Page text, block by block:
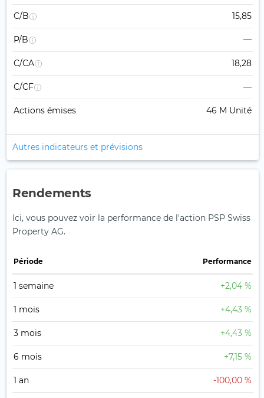
C/B 15,85
P/B —
C/CA 18,28
C/CF —
Actions émises 46 M Unité
Autres indicateurs et prévisions
Rendements
Ici, vous pouvez voir la performance de l'action PSP Swiss
Property AG.
Période Performance
1 semaine +2,04 %
1 mois +4,43 %
3 mois +4,43 %
6 mois +7,15 %
1 an -100,00 %